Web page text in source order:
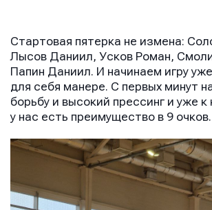
Стартовая пятерка не измена:
Лысов Даниил, Усков Роман,
Папин Даниил. И начинаем игру
для себя манере. С первых минут
борьбу и высокий прессинг и уже к
у нас есть преимущество в 9